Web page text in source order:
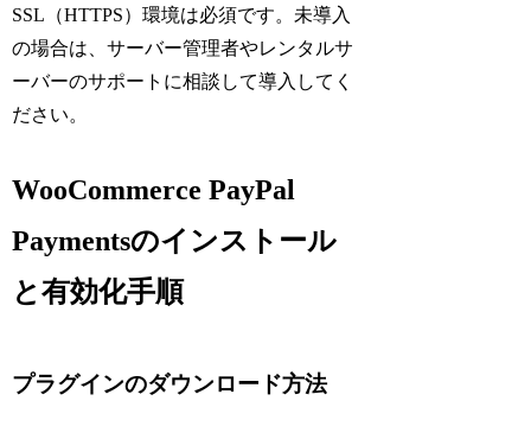
SSL（HTTPS）環境は必須です。未導入
の場合は、サーバー管理者やレンタルサ
ーバーのサポートに相談して導入してく
ださい。
WooCommerce PayPal
Paymentsのインストール
と有効化手順
プラグインのダウンロード方法